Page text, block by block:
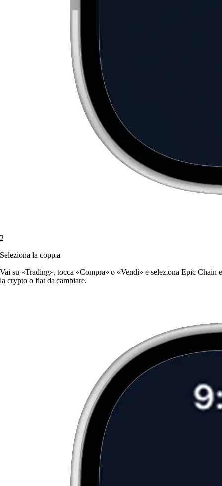
2
Seleziona la coppia
Vai su «Trading», tocca «Compra» o «Vendi» e seleziona Epic Chain e
la crypto o fiat da cambiare.